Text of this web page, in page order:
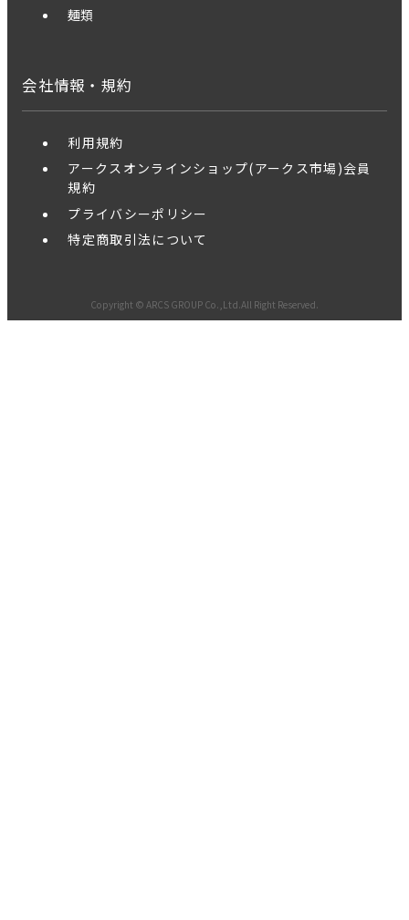
麺類
会社情報・規約
利用規約
アークスオンラインショップ(アークス市場)会員
規約
プライバシーポリシー
特定商取引法について
Copyright © ARCS GROUP Co.,Ltd.All Right Reserved.